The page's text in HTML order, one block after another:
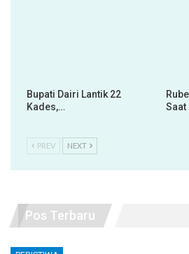
Bupati Dairi Lantik 22
Kades,…
PREV NEXT
Pos Terbaru